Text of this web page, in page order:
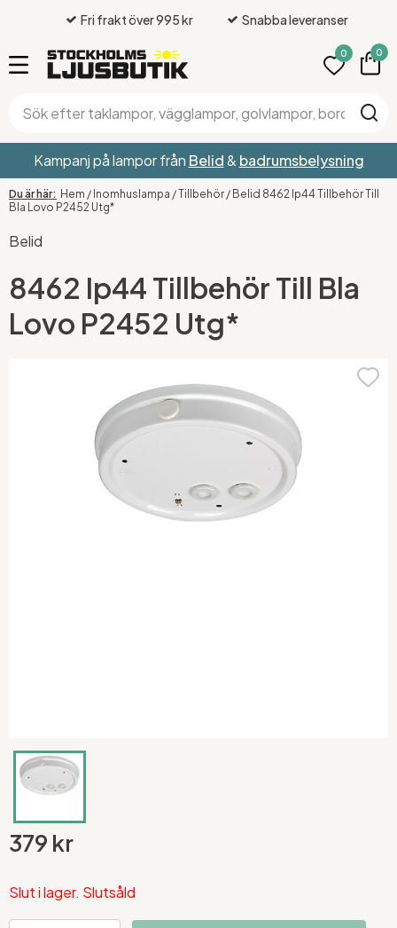
Fri frakt över 995 kr Snabba leveranser
0 0
Kampanj på lampor från Belid& badrumsbelysning
Hem / Inomhuslampa /Tillbehör / Belid 8462 Ip44 Tillbehör Till
Bla Lovo P2452 Utg*
Belid
8462 Ip44 Tillbehör Till Bla
Lovo P2452 Utg*
379 kr
Slut i lager. Slutsåld